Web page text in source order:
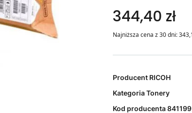
344,40 zł
Najniższa cena z 30 dni:
Producent RICOH
KategoriaTonery
Kod producenta841199